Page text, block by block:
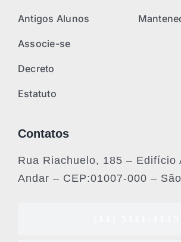
Antigos Alunos
Associe-se
Decreto
Estatuto
Contatos
Rua Riachuelo, 185 – Edifício
Andar – CEP:01007-000 –